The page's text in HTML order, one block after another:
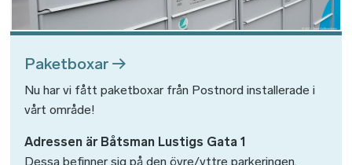
Paketboxar
Nu har vi fått paketboxar från Postnord installerade i
vårt område!
Adressen är Båtsman Lustigs Gata 1
Dessa befinner sig på den övre/yttre parkeringen.